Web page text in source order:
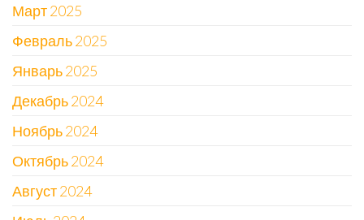
Март 2025
Февраль 2025
Январь 2025
Декабрь 2024
Ноябрь 2024
Октябрь 2024
Август 2024